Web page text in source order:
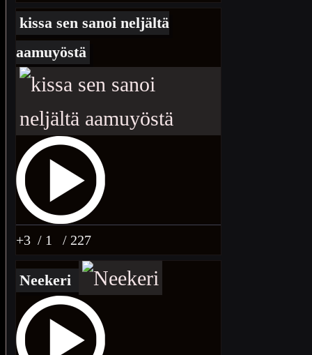
kissa sen sanoi neljältä
aamuyöstä
+3 / 1 / 227
Neekeri